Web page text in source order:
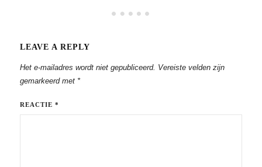
LEAVE A REPLY
Het e-mailadres wordt niet gepubliceerd. Vereiste velden zijn
gemarkeerd met *
REACTIE *